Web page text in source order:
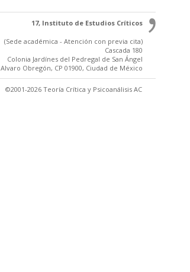
17, Instituto de Estudios Críticos
(Sede académica - Atención con previa cita)
Cascada 180
Colonia Jardínes del Pedregal de San Ángel
Alvaro Obregón, CP 01900, Ciudad de México
©2001-2026 Teoría Crítica y Psicoanálisis AC